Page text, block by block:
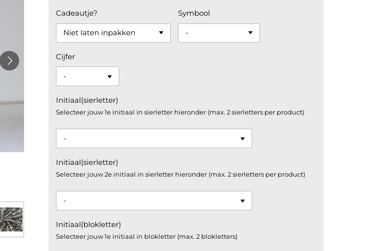
Cadeautje? Symbool
Cijfer
Initiaal(sierletter)
Selecteer jouw 1e initiaal in sierletter hieronder (max. 2 sierletters per product)
Initiaal(sierletter)
Selecteer jouw 2e initiaal in sierletter hieronder (max. 2 sierletters per product)
Initiaal(blokletter)
Selecteer jouw 1e initiaal in blokletter (max. 2 blokletters)